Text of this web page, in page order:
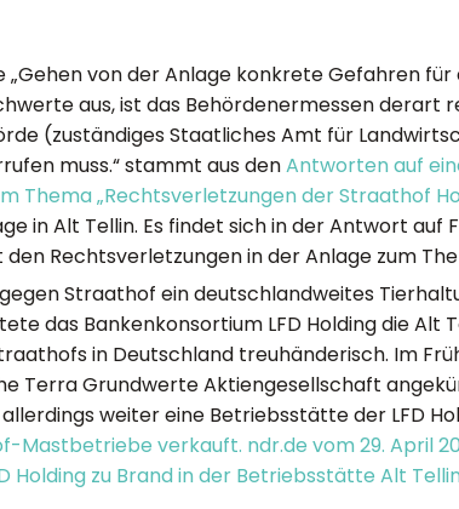
„Gehen von der Anlage konkrete Gefahren für
aus, ist das Behördenermessen derart
(zuständiges Staatliches Amt für
muss.“ stammt aus denAntworten auf
Thema „Rechtsverletzungen der Straathof
in Alt Tellin. Es findet sich in der Antwort auf
Rechtsverletzungen in der Anlage zum
Straathof ein deutschlandweites
das Bankenkonsortium LFD Holding die Alt
in Deutschland treuhänderisch. Im
Terra Grundwerte Aktiengesellschaft
weiter eine Betriebsstätte der LFD
Mastbetriebe verkauft. ndr.de vom 29. April
Holding zu Brand in der Betriebsstätte Alt